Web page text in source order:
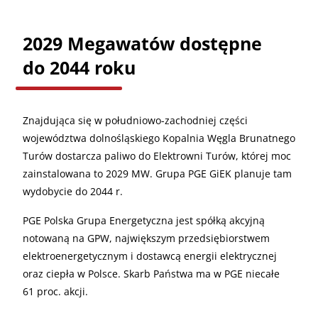
2029 Megawatów dostępne
do 2044 roku
Znajdująca się w południowo-zachodniej części
województwa dolnośląskiego Kopalnia Węgla Brunatnego
Turów dostarcza paliwo do Elektrowni Turów, której moc
zainstalowana to 2029 MW. Grupa PGE GiEK planuje tam
wydobycie do 2044 r.
PGE Polska Grupa Energetyczna jest spółką akcyjną
notowaną na GPW, największym przedsiębiorstwem
elektroenergetycznym i dostawcą energii elektrycznej
oraz ciepła w Polsce. Skarb Państwa ma w PGE niecałe
61 proc. akcji.